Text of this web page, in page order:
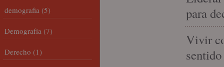
para
Vivir
demografia (5)
Demografía (7)
Derecho (1)